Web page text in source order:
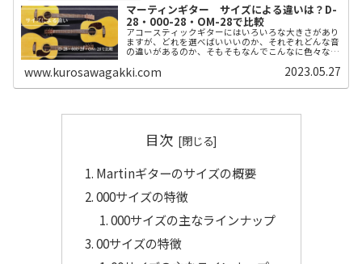
マーティンギター サイズによる違いは？D-
28・000-28・OM-28で比較
アコースティックギターにはいろいろな大きさがあり
ますが、どれを選べばいいいのか、それぞれどんな音
の違いがあるのか、そもそもなんでこんなに色々な大
ちろんですが、それぞれの歴史があります。 それを知
ることでギター選びの参考になればいいなと思いま
す。 今回は代表的なモデル「D-28」「000-28」
www.kurosawagakki.com 2023.05.27
目次
Martinギターのサイズの概要
000サイズの特徴
000サイズの主なラインナップ
00サイズの特徴